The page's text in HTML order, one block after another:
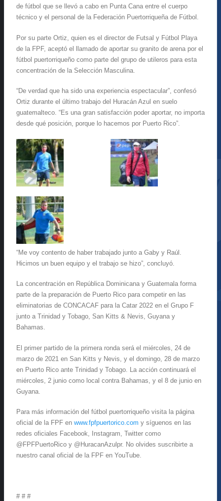
de fútbol que se llevó a cabo en Punta Cana entre el cuerpo
técnico y el personal de la Federación Puertorriqueña de Fútbol.
Por su parte Ortiz, quien es el director de Futsal y Fútbol Playa
de la FPF, aceptó el llamado de aportar su granito de arena por el
fútbol puertorriqueño como parte del grupo de utileros para esta
concentración de la Selección Masculina.
“De verdad que ha sido una experiencia espectacular”, confesó
Ortiz durante el último trabajo del Huracán Azul en suelo
guatemalteco. “Es una gran satisfacción poder aportar, no importa
desde qué posición, porque lo hacemos por Puerto Rico”.
“Me voy contento de haber trabajado junto a Gaby y Raúl.
Hicimos un buen equipo y el trabajo se hizo”, concluyó.
La concentración en República Dominicana y Guatemala forma
parte de la preparación de Puerto Rico para competir en las
eliminatorias de CONCACAF para la Catar 2022 en el Grupo F
junto a Trinidad y Tobago, San Kitts & Nevis, Guyana y
Bahamas.
El primer partido de la primera ronda será el miércoles, 24 de
marzo de 2021 en San Kitts y Nevis, y el domingo, 28 de marzo
en Puerto Rico ante Trinidad y Tobago. La acción continuará el
miércoles, 2 junio como local contra Bahamas, y el 8 de junio en
Guyana.
Para más información del fútbol puertorriqueño visita la página
oficial de la FPF en www.fpfpuertorico.com y síguenos en las
redes oficiales Facebook, Instagram, Twitter como
@FPFPuertoRico y @HuracanAzulpr. No olvides suscribirte a
nuestro canal oficial de la FPF en YouTube.
# # #